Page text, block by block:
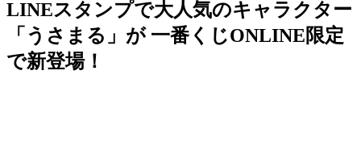
LINEスタンプで大人気のキャラクター
「うさまる」が 一番くじONLINE限定
で新登場！